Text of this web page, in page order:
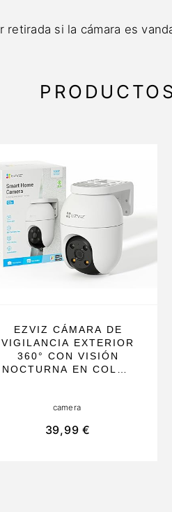
si la cámara es
EZVIZ CÁMARA DE
VIGILANCIA EXTERIOR
360° CON VISIÓN
NOCTURNA EN COLOR
BIDIRECCIONAL, Y
IDEAL PARA LA
camera
39,99 €